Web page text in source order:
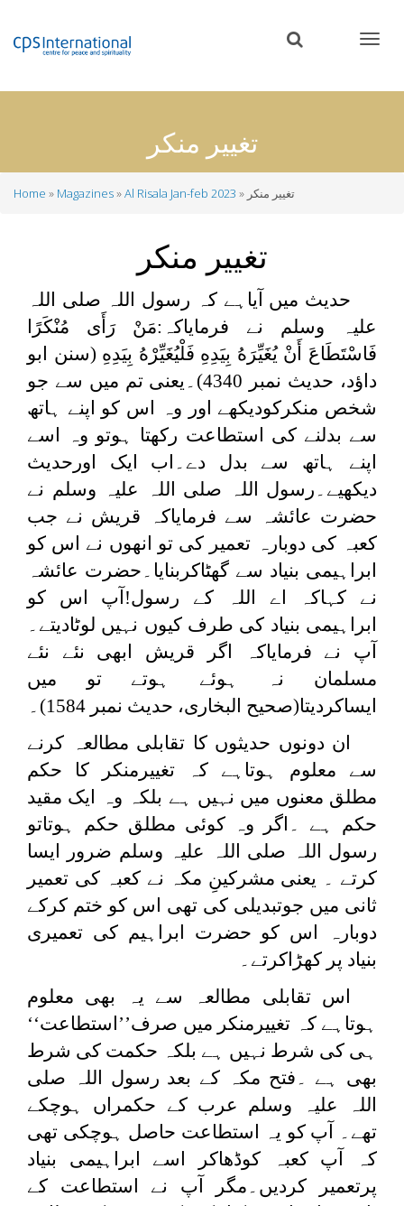
content
تغییر منکر
Home Magazines Al Risala Jan-feb 2023 تغییر منکر
تغییر منکر
حدیث میں آیاہے کہ رسول اللہ صلی اللہ
علیہ وسلم نے فرمایاکہ:مَنْ رَأَى مُنْكَرًا
فَاسْتَطَاعَ أَنْ يُغَيِّرَهُ بِيَدِهِ فَلْيُغَيِّرْهُ بِيَدِهِ (سنن ابو
داؤد، حدیث نمبر 4340)۔یعنی تم میں سے جو
شخص منکرکودیکھے اور وہ اس کو اپنے ہاتھ
سے بدلنے کی استطاعت رکھتا ہوتو وہ اسے
اپنے ہاتھ سے بدل دے۔اب ایک اورحدیث
دیکھیے۔رسول اللہ صلی اللہ علیہ وسلم نے
حضرت عائشہ سے فرمایاکہ قریش نے جب
کعبہ کی دوبارہ تعمیر کی تو انھوں نے اس کو
ابراہیمی بنیاد سے گھٹاکربنایا۔حضرت عائشہ
نے کہاکہ اے اللہ کے رسول!آپ اس کو
ابراہیمی بنیاد کی طرف کیوں نہیں لوٹادیتے۔
آپ نے فرمایاکہ اگر قریش ابھی نئے نئے
مسلمان نہ ہوئے ہوتے تو میں
ایساکردیتا(صحیح البخاری، حدیث نمبر 1584)۔
ان دونوں حدیثوں کا تقابلی مطالعہ کرنے
سے معلوم ہوتاہے کہ تغییرمنکر کا حکم
مطلق معنوں میں نہیں ہے بلکہ وہ ایک مقید
حکم ہے ۔اگر وہ کوئی مطلق حکم ہوتاتو
رسول اللہ صلی اللہ علیہ وسلم ضرور ایسا
کرتے ۔ یعنی مشرکینِ مکہ نے کعبہ کی تعمیر
ثانی میں جوتبدیلی کی تھی اس کو ختم کرکے
دوبارہ اس کو حضرت ابراہیم کی تعمیری
بنیاد پر کھڑاکرتے۔
اس تقابلی مطالعہ سے یہ بھی معلوم
ہوتاہے کہ تغییرمنکر میں صرف’’استطاعت‘‘
ہی کی شرط نہیں ہے بلکہ حکمت کی شرط
بھی ہے ۔فتح مکہ کے بعد رسول اللہ صلی
اللہ علیہ وسلم عرب کے حکمراں ہوچکے
تھے۔ آپ کو یہ استطاعت حاصل ہوچکی تھی
کہ آپ کعبہ کوڈھاکر اسے ابراہیمی بنیاد
پرتعمیر کردیں۔مگر آپ نے استطاعت کے